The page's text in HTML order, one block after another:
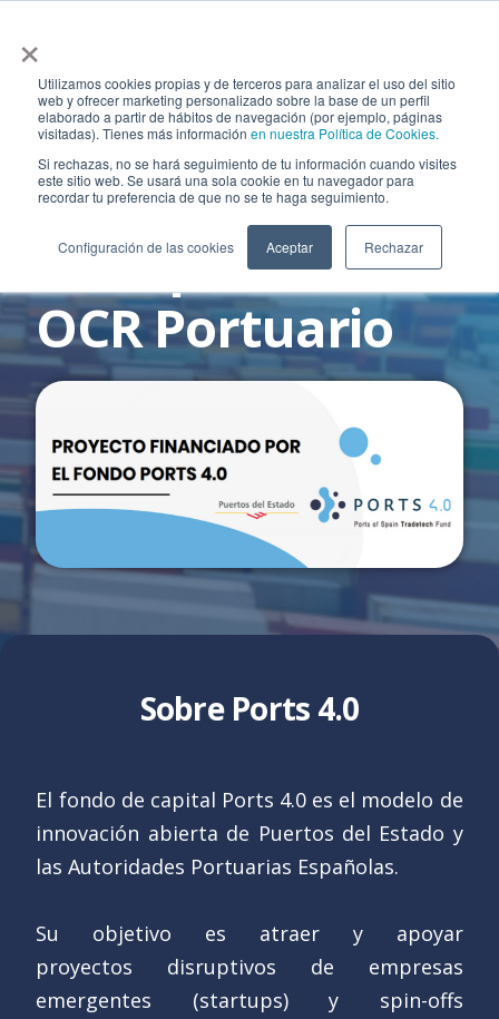
×
Utilizamos cookies propias y de terceros para analizar el uso del sitio
web y ofrecer marketing personalizado sobre la base de un perfil
elaborado a partir de hábitos de navegación (por ejemplo, páginas
visitadas). Tienes más información en nuestra Política de Cookies.
Si rechazas, no se hará seguimiento de tu información cuando visites
este sitio web. Se usará una sola cookie en tu navegador para
recordar tu preferencia de que no se te haga seguimiento.
Configuración de las cookies Aceptar Rechazar
PROYECTO
PUERTOS 4.0
Disrupción del
OCR Portuario
Sobre Ports 4.0
El fondo de capital Ports 4.0 es el modelo de
innovación abierta de Puertos del Estado y
las Autoridades Portuarias Españolas.
Su objetivo es atraer y apoyar
proyectos disruptivos de empresas
emergentes (startups) y spin-offs